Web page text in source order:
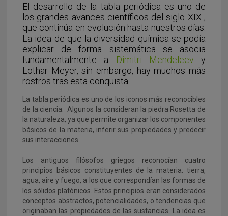
El desarrollo de la tabla periódica es uno de
los grandes avances científicos del siglo XIX ,
que continúa en evolución hasta nuestros días.
La idea de que la diversidad química se podía
explicar de forma sistemática se asocia
fundamentalmente a
Dimitri Mendeleev y
Lothar Meyer, sin embargo, hay muchos más
rostros tras esta conquista.
La tabla periódica es uno de los iconos más reconocibles
de la ciencia. Algunos la consideran la piedra Rosetta de
la naturaleza, ya que permite organizar los componentes
básicos de la materia, inferir sus propiedades y predecir
sus interacciones.
Los antiguos filósofos griegos reconocían cuatro
principios básicos constituyentes de la materia: tierra,
agua, aire y fuego, a los que correspondían las formas de
los sólidos platónicos. Estos principios eran considerados
conceptos abstractos, potencialidades, o tendencias que
originaban las propiedades de las sustancias. La idea es